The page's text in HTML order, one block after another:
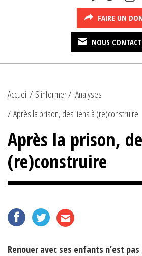
FAIRE UN
NOUS
Accueil S'informer
Analyses
Après la prison, des liens à (re)construire
Après la prison,
(re)construire
Renouer avec ses enfants n’est